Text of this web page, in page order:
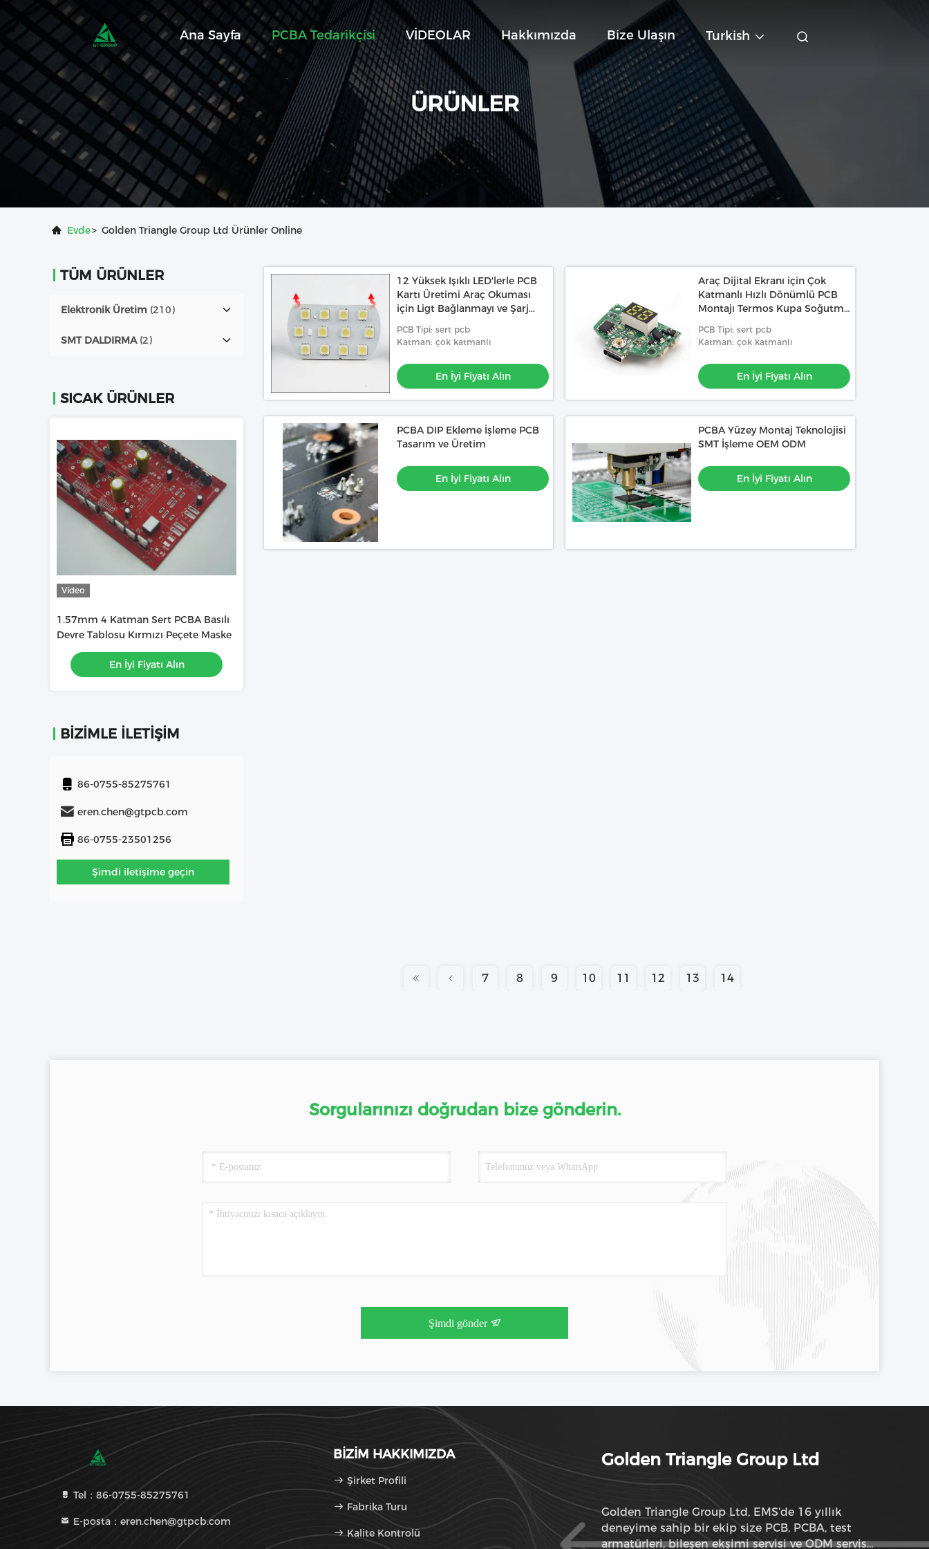
Ana Sayfa PCBA Tedarikçisi VİDEOLAR Hakkımızda Bize Ulaşın Turkish
ÜRÜNLER
Evde> Golden Triangle Group Ltd Ürünler Online
TÜM ÜRÜNLER
Elektronik Üretim (210)
SMT DALDIRMA(2)
SICAK ÜRÜNLER
Video
1.57mm 4 Katman Sert PCBA Basılı
Devre Tablosu Kırmızı Peçete Maske
En İyi Fiyatı Alın
BIZIMLE İLETIŞIM
86-0755-85275761
eren.chen@gtpcb.com
86-0755-23501256
Şimdi iletişime geçin
12 Yüksek Işıklı LED'lerle PCB
Kartı Üretimi Araç Okuması
için Ligt Bağlanmayı ve Şarj
PCB Tipi: sert pcb
Katman: çok katmanlı
En İyi Fiyatı Alın
Araç Dijital Ekranı için Çok
Katmanlı Hızlı Dönümlü PCB
Montajı Termos Kupa Soğutma
Panosu
PCB Tipi: sert pcb
Katman: çok katmanlı
En İyi Fiyatı Alın
PCBA DIP Ekleme İşleme PCB
Tasarım ve Üretim
En İyi Fiyatı Alın
PCBA Yüzey Montaj Teknolojisi
SMT İşleme OEM ODM
En İyi Fiyatı Alın
7 8 9 10 11 12 13 14
Sorgularınızı doğrudan bize gönderin.
Şimdi gönder
Tel：86-0755-85275761
E-posta：eren.chen@gtpcb.com
BIZIM HAKKIMIZDA
Şirket Profili
Fabrika Turu
Kalite Kontrolü
Golden Triangle Group Ltd
Golden Triangle Group Ltd, EMS'de 16 yıllık
deneyime sahip bir ekip size PCB, PCBA, test
armatürleri, bileşen ekşimi servisi ve ODM servisi